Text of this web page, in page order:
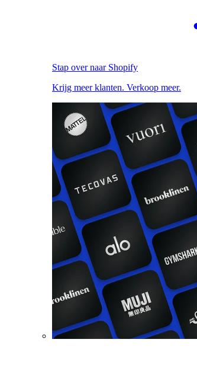
Stap over naar Shopify
Krijg meer klanten. Verkoop meer.